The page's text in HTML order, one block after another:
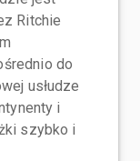
Ritchie
do
usłudze
i
szybko i